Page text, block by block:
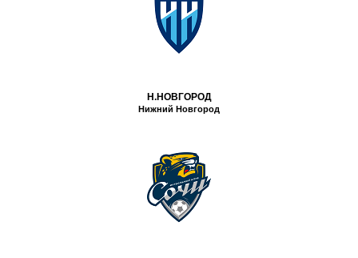
Н.НОВГОРОД
Нижний Новгород